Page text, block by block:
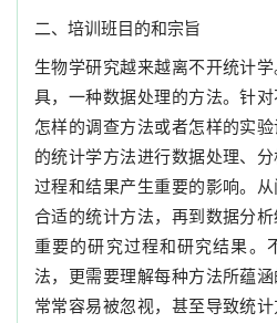
二、培训班目的和宗旨
生物学研究越来越离不开统计
具，一种数据处理的方法。针
怎样的调查方法或者怎样的实
的统计学方法进行数据处理、
过程和结果产生重要的影响。
合适的统计方法，再到数据分
重要的研究过程和研究结果。
法，更需要理解每种方法所蕴
常常容易被忽视，甚至导致统